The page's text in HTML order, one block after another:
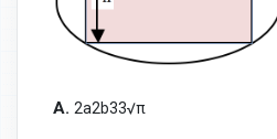
A. 2a2b33√π